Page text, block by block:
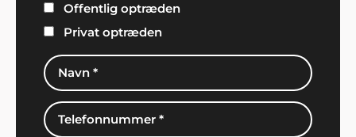
Offentlig optræden
Privat optræden